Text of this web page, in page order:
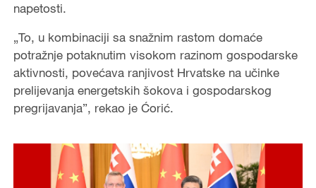
napetosti.
„To, u kombinaciji sa snažnim rastom domaće
potražnje potaknutim visokom razinom gospodarske
aktivnosti, povećava ranjivost Hrvatske na učinke
prelijevanja energetskih šokova i gospodarskog
pregrijavanja”, rekao je Ćorić.